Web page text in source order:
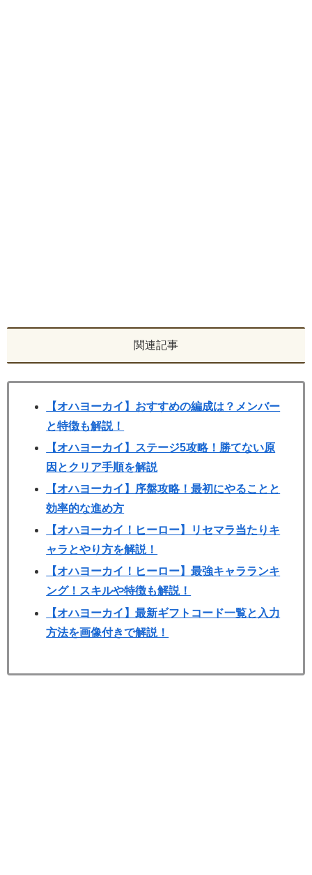
関連記事
【オハヨーカイ】おすすめの編成は？メンバー
と特徴も解説！
【オハヨーカイ】ステージ5攻略！勝てない原
因とクリア手順を解説
【オハヨーカイ】序盤攻略！最初にやることと
効率的な進め方
【オハヨーカイ！ヒーロー】リセマラ当たりキ
ャラとやり方を解説！
【オハヨーカイ！ヒーロー】最強キャラランキ
ング！スキルや特徴も解説！
【オハヨーカイ】最新ギフトコード一覧と入力
方法を画像付きで解説！